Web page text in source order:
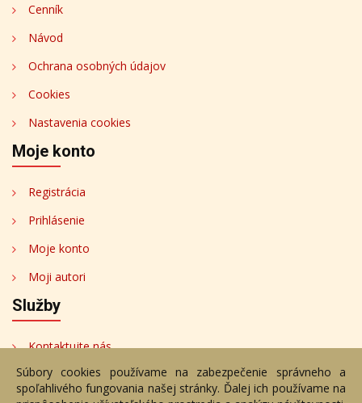
Cenník
Návod
Ochrana osobných údajov
Cookies
Nastavenia cookies
Moje konto
Registrácia
Prihlásenie
Moje konto
Moji autori
Služby
Kontaktujte nás
Bezplatné poradenstvo
Súbory cookies používame na zabezpečenie správneho a
spoľahlivého fungovania našej stránky. Ďalej ich používame na